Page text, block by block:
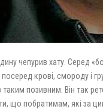
чепурив хату. Серед
посеред крові, смороду і
таким позивним. Він так
що побратимам, які за